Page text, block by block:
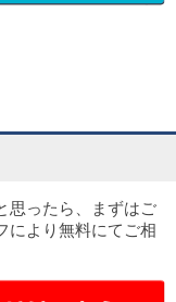
思ったら、まずはご
により無料にてご相